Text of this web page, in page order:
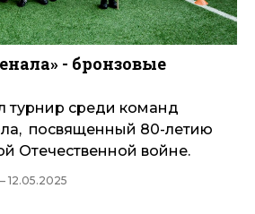
- бронзовые
турнир среди команд
посвященный 80-летию
Отечественной войне.
12.05.2025